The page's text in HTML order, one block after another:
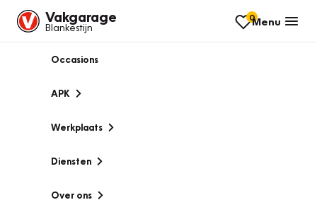
Vakgarage
Blankestijn
0Menu
Occasions
APK
Werkplaats
Diensten
Over ons